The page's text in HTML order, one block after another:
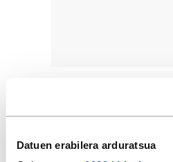
Datuen erabilera arduratsua